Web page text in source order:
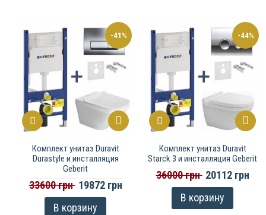
-41%
Комплект унитаз Duravit
Durastyle и инсталляция
Geberit
33600 грн 19872 грн
В корзину
-44%
Комплект унитаз Duravit
Starck 3 и инсталляция Geberit
36000 грн 20112 грн
В корзину